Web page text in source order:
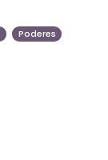
Poderes